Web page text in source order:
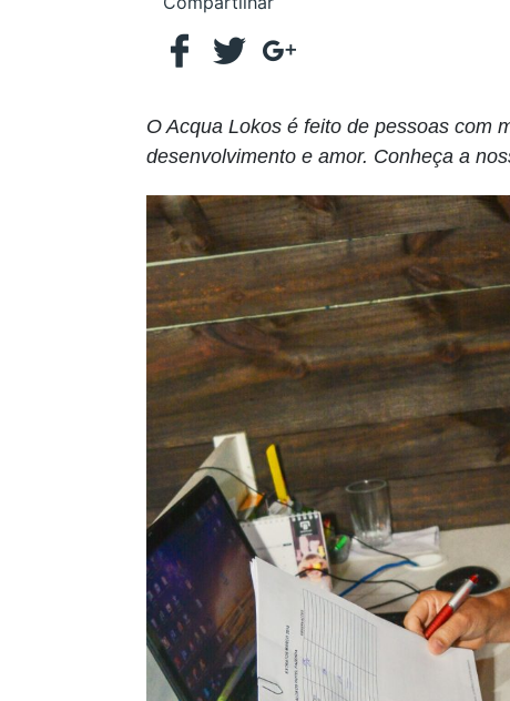
O Acqua Lokos é feito de pessoas com
desenvolvimento e amor. Conheça a